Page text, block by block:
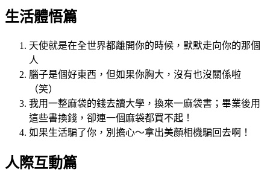
生活體悟篇
天使就是在全世界都離開你的時候，默默走向你的那個
人
腦子是個好東西，但如果你胸大，沒有也沒關係啦
（笑）
我用一整麻袋的錢去讀大學，換來一麻袋書；畢業後用
這些書換錢，卻連一個麻袋都買不起！
如果生活騙了你，別擔心～拿出美顏相機騙回去啊！
人際互動篇